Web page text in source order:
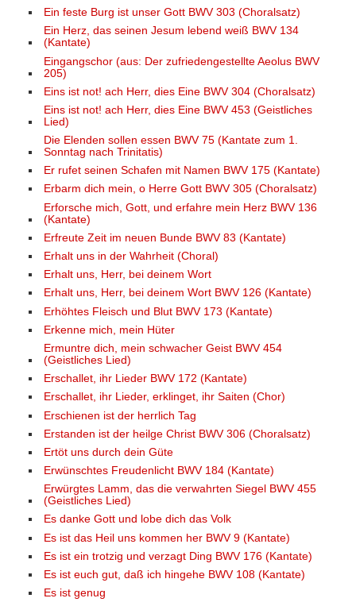
Ein feste Burg ist unser Gott BWV 303 (Choralsatz)
Ein Herz, das seinen Jesum lebend weiß BWV 134
(Kantate)
Eingangschor (aus: Der zufriedengestellte Aeolus BWV
205)
Eins ist not! ach Herr, dies Eine BWV 304 (Choralsatz)
Eins ist not! ach Herr, dies Eine BWV 453 (Geistliches
Lied)
Die Elenden sollen essen BWV 75 (Kantate zum 1.
Sonntag nach Trinitatis)
Er rufet seinen Schafen mit Namen BWV 175 (Kantate)
Erbarm dich mein, o Herre Gott BWV 305 (Choralsatz)
Erforsche mich, Gott, und erfahre mein Herz BWV 136
(Kantate)
Erfreute Zeit im neuen Bunde BWV 83 (Kantate)
Erhalt uns in der Wahrheit (Choral)
Erhalt uns, Herr, bei deinem Wort
Erhalt uns, Herr, bei deinem Wort BWV 126 (Kantate)
Erhöhtes Fleisch und Blut BWV 173 (Kantate)
Erkenne mich, mein Hüter
Ermuntre dich, mein schwacher Geist BWV 454
(Geistliches Lied)
Erschallet, ihr Lieder BWV 172 (Kantate)
Erschallet, ihr Lieder, erklinget, ihr Saiten (Chor)
Erschienen ist der herrlich Tag
Erstanden ist der heilge Christ BWV 306 (Choralsatz)
Ertöt uns durch dein Güte
Erwünschtes Freudenlicht BWV 184 (Kantate)
Erwürgtes Lamm, das die verwahrten Siegel BWV 455
(Geistliches Lied)
Es danke Gott und lobe dich das Volk
Es ist das Heil uns kommen her BWV 9 (Kantate)
Es ist ein trotzig und verzagt Ding BWV 176 (Kantate)
Es ist euch gut, daß ich hingehe BWV 108 (Kantate)
Es ist genug